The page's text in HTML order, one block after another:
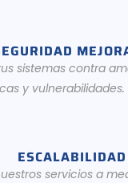
sistemas contra
y vulnerabilidades.
ESCALABILIDAD
servicios a